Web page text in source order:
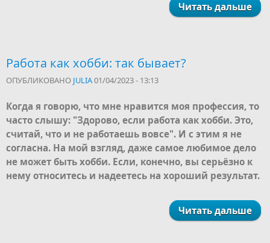
Читать дальше
Работа как хобби: так бывает?
ОПУБЛИКОВАНО JULIA01/04/2023 - 13:13
Когда я говорю, что мне нравится моя профессия, то
часто слышу: "Здорово, если работа как хобби. Это,
считай, что и не работаешь вовсе". И с этим я не
согласна. На мой взгляд, даже самое любимое дело
не может быть хобби. Если, конечно, вы серьёзно к
нему относитесь и надеетесь на хороший результат.
Читать дальше